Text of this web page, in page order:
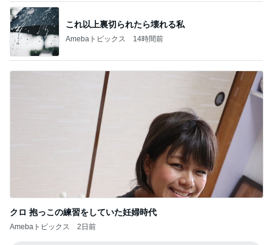
クロ 抱っこの練習をしていた妊婦時代
2日前
記事を読む